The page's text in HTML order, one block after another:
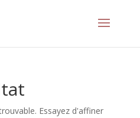
Essayez d'affiner